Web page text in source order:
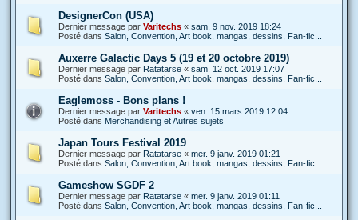
DesignerCon (USA)
Dernier message par Varitechs « sam. 9 nov. 2019 18:24
Posté dans Salon, Convention, Art book, mangas, dessins, Fan-fic...
Auxerre Galactic Days 5 (19 et 20 octobre 2019)
Dernier message par Ratatarse « sam. 12 oct. 2019 17:07
Posté dans Salon, Convention, Art book, mangas, dessins, Fan-fic...
Eaglemoss - Bons plans !
Dernier message par Varitechs « ven. 15 mars 2019 12:04
Posté dans Merchandising et Autres sujets
Japan Tours Festival 2019
Dernier message par Ratatarse « mer. 9 janv. 2019 01:21
Posté dans Salon, Convention, Art book, mangas, dessins, Fan-fic...
Gameshow SGDF 2
Dernier message par Ratatarse « mer. 9 janv. 2019 01:11
Posté dans Salon, Convention, Art book, mangas, dessins, Fan-fic...